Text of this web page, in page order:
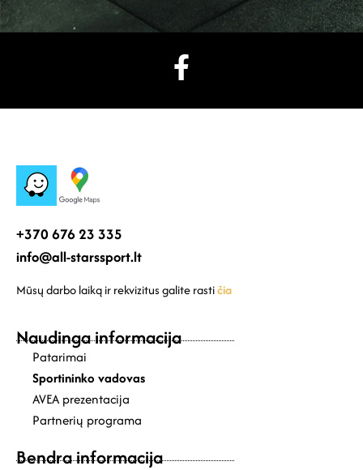
+370 676 23 335
info@all-starssport.lt
Mūsų darbo laiką ir rekvizitus galite rastičia
Naudinga informacija
Patarimai
Sportininko vadovas
AVEA prezentacija
Partnerių programa
Bendra informacija